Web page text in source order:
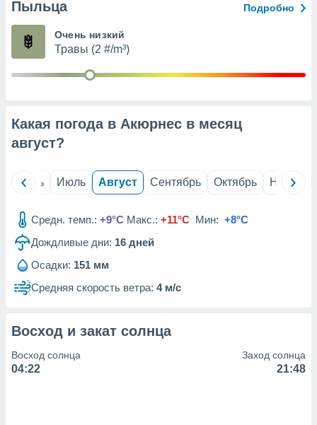
из
рекламы
сведения
наших 1199
Пыльца Подробно
Очень низкий
Травы (2 #/m³)
Какая погода в Акюрнес в месяц
август?
Июнь Июль Август Сентябрь Октябрь Ноябрь
Средн. темп.: +9°C Макс.: +11°C Мин: +8°C
Дождливые дни: 16 дней
Осадки: 151 мм
Средняя скорость ветра: 4 м/с
Восход и закат солнца
Восход солнца
04:22
Заход солнца
21:48